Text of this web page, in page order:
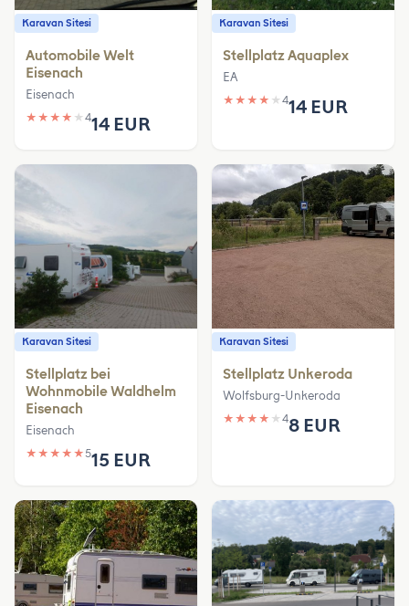
Karavan Sitesi
Automobile Welt
Eisenach
Eisenach
★ ★ ★ ★ ★ 414 EUR
Karavan Sitesi
Stellplatz Aquaplex
EA
★ ★ ★ ★ ★ 414 EUR
Karavan Sitesi
Stellplatz bei
Wohnmobile Waldhelm
Eisenach
Eisenach
★ ★ ★ ★ ★515 EUR
Karavan Sitesi
Stellplatz Unkeroda
Wolfsburg-Unkeroda
★ ★ ★ ★ ★ 48 EUR